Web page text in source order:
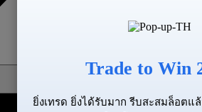
Trade to Win
ยิ่งเทรด ยิ่งได้รับมาก รีบสะสมล็อตแ